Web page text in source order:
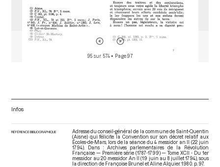
95 sur 574 • Page 97
Infos
RÉFÉRENCE BIBLIOGRAPHIQUE
Adresse du conseil-général de la commune de Saint-Quentin
(Aisne) qui félicite la Convention sur son décret relatif aux
Écoles-de-Mars, lors de la séance du 4 messidor an II (22 juin
1794). Dans : Archives parlementaires de la Révolution
Française — Première série (1787-1799) — Tome XCII - Du 1er
messidor au 20 messidor An II (19 juin au 8 juillet 1794) , sous
la direction de Françoise Brunel et Aline Alquier. 1980. p. 97.